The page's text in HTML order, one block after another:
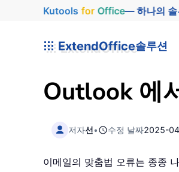
Kutools for Office— 하나의 솔
ExtendOffice솔루션
Outlook 에
저자선• 수정 날짜2025-
이메일의 맞춤법 오류는 종종